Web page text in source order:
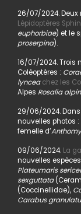
26/07/2024.
Lépidoptères
euphorbiae) et le
proserpina).
16/07/2024. Trois
Coléoptères :
lyncea chez les
Alpes Rosalia
29/06/2024. Dans
nouvelles photos :
femelle d’
09/06/2024.La
nouvelles
Plateumaris
sexguttata
(Coccinellidae),
Carabus